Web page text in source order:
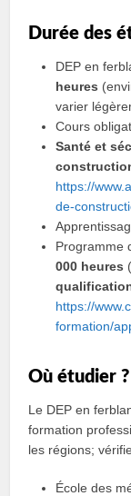
Durée des
DEP en
heures
varier
Cours
Santé et
https://
de-
Programme
000 heures
https://
formation/
Où étudier
Le DEP en
formation
les régions;
École des